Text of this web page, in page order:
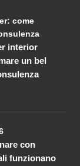
interior
un bel
con
funzionano